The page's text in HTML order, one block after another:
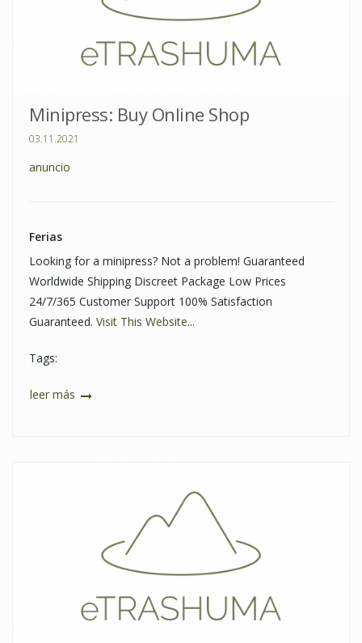
Minipress: Buy Online Shop
03.11.2021
anuncio
Ferias
Looking for a minipress? Not a problem! Guaranteed
Worldwide Shipping Discreet Package Low Prices
24/7/365 Customer Support 100% Satisfaction
Guaranteed. Visit This Website...
Tags:
leer más